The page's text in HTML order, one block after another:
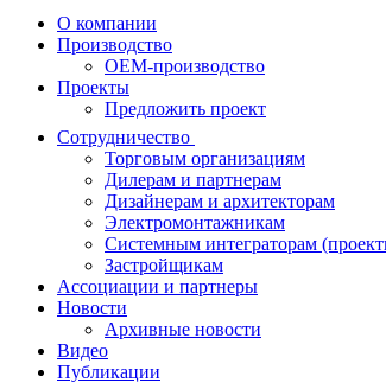
О компании
Производство
OEM-производство
Проекты
Предложить проект
Сотрудничество
Торговым организациям
Дилерам и партнерам
Дизайнерам и архитекторам
Электромонтажникам
Системным интеграторам
Застройщикам
Ассоциации и партнеры
Новости
Архивные новости
Видео
Публикации